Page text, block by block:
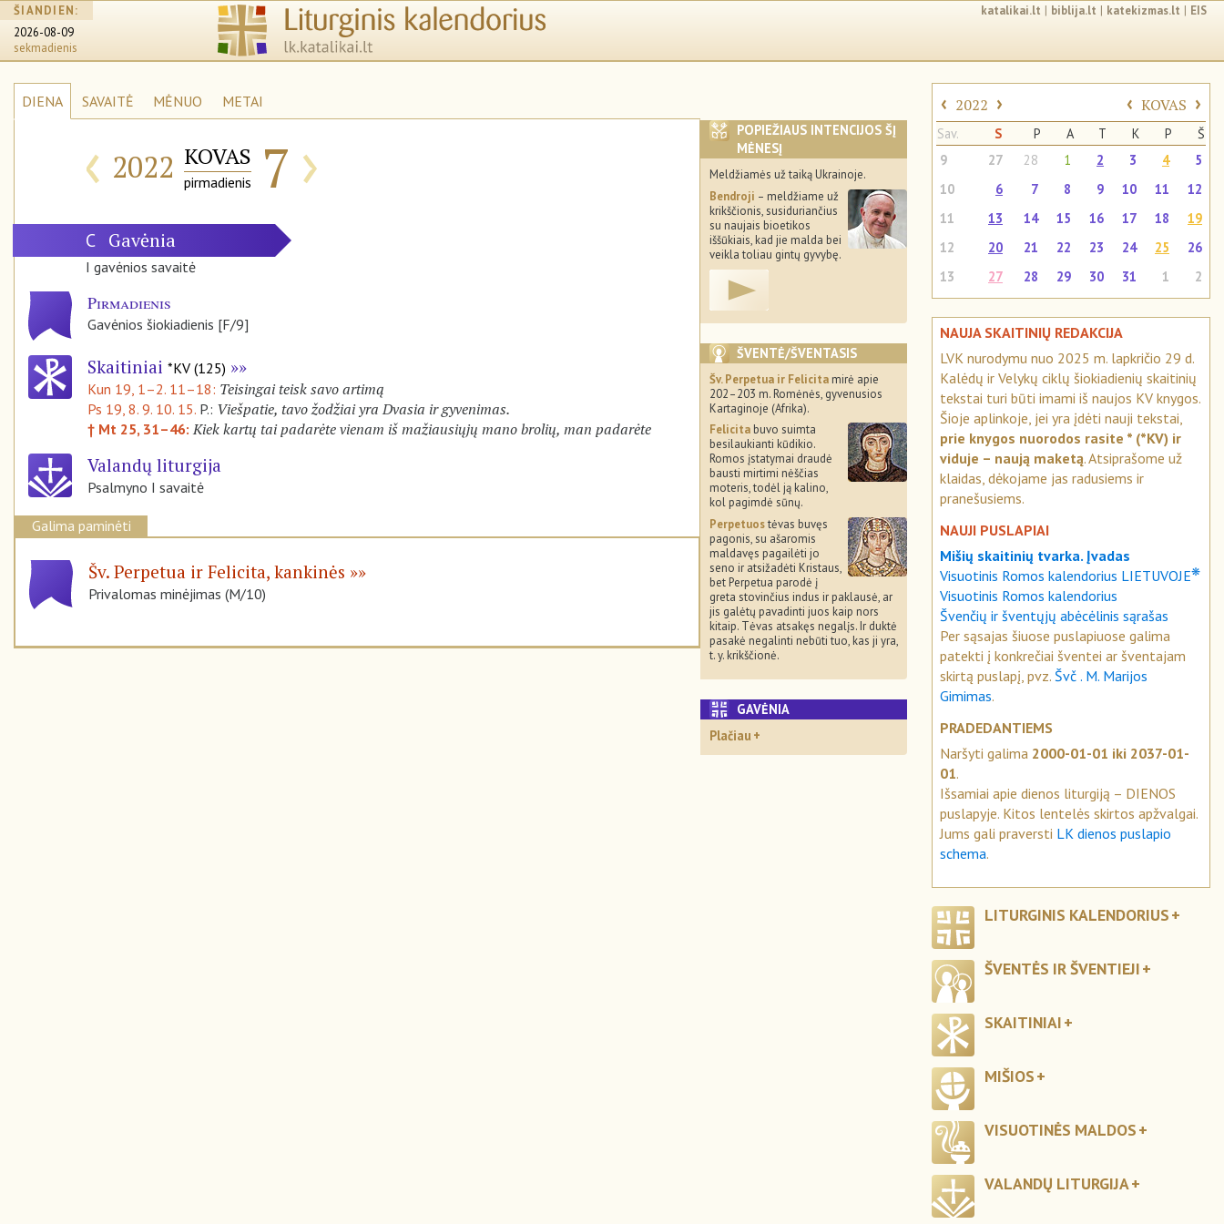
ŠIANDIEN:
2026-08-09
sekmadienis
katalikai.lt | biblija.lt | katekizmas.lt | EIS
DIENA SAVAITĖ MĖNUO METAI
‹ 2022 KOVAS
pirmadienis 7 ›
C Gavėnia
I gavėnios savaitė
Pirmadienis
Gavėnios šiokiadienis [F/9]
Skaitiniai *KV (125)
Kun 19, 1–2. 11–18: Teisingai teisk savo artimą
Ps 19, 8. 9. 10. 15. P.: Viešpatie, tavo žodžiai yra Dvasia ir gyvenimas.
† Mt 25, 31–46: Kiek kartų tai padarėte vienam iš mažiausiųjų mano brolių, man padarėte
Valandų liturgija
Psalmyno I savaitė
Galima paminėti
Šv. Perpetua ir Felicita, kankinės
Privalomas minėjimas (M/10)
POPIEŽIAUS INTENCIJOS ŠĮ
MĖNESĮ
Meldžiamės už taiką Ukrainoje.
Bendroji – meldžiame už
krikščionis, susiduriančius
su naujais bioetikos
iššūkiais, kad jie malda bei
veikla toliau gintų gyvybę.
ŠVENTĖ/ŠVENTASIS
Šv. Perpetua ir Felicita mirė apie
202–203 m. Romėnės, gyvenusios
Kartaginoje (Afrika).
Felicita buvo suimta
besilaukianti kūdikio.
Romos įstatymai draudė
bausti mirtimi nėščias
moteris, todėl ją kalino,
kol pagimdė sūnų.
Perpetuostėvas buvęs
pagonis, su ašaromis
maldavęs pagailėti jo
seno ir atsižadėti Kristaus,
bet Perpetua parodė į
greta stovinčius indus ir paklausė, ar
jis galėtų pavadinti juos kaip nors
kitaip. Tėvas atsakęs negalįs. Ir duktė
pasakė negalinti nebūti tuo, kas ji yra,
t. y. krikščionė.
GAVĖNIA
Plačiau
‹ 2022 › ‹ KOVAS ›
Sav. S P A T K P
Š
9
27 28 1 2 3 4
5
10
6 7 8 9 10 11
12
11
13 14 15 16 17 18
19
12
20 21 22 23 24 25
26
13
27 28 29 30 31 1 2
NAUJA SKAITINIŲ REDAKCIJA
LVK nurodymu nuo 2025 m. lapkričio 29 d.
Kalėdų ir Velykų ciklų šiokiadienių skaitinių
tekstai turi būti imami iš naujos KV knygos.
Šioje aplinkoje, jei yra įdėti nauji tekstai,
prie knygos nuorodos rasite * (*KV) ir
viduje – naują maketą. Atsiprašome už
klaidas, dėkojame jas radusiems ir
pranešusiems.
NAUJI PUSLAPIAI
Mišių skaitinių tvarka. Įvadas
Visuotinis Romos kalendorius LIETUVOJE❋
Visuotinis Romos kalendorius
Švenčių ir šventųjų abėcėlinis sąrašas
Per sąsajas šiuose puslapiuose galima
patekti į konkrečiai šventei ar šventajam
skirtą puslapį, pvz. Švč . M. Marijos
Gimimas.
PRADEDANTIEMS
Naršyti galima 2000-01-01 iki 2037-01-
01.
Išsamiai apie dienos liturgiją – DIENOS
puslapyje. Kitos lentelės skirtos apžvalgai.
Jums gali praversti LK dienos puslapio
schema.
LITURGINIS KALENDORIUS
ŠVENTĖS IR ŠVENTIEJI
SKAITINIAI
MIŠIOS
VISUOTINĖS MALDOS
VALANDŲ LITURGIJA